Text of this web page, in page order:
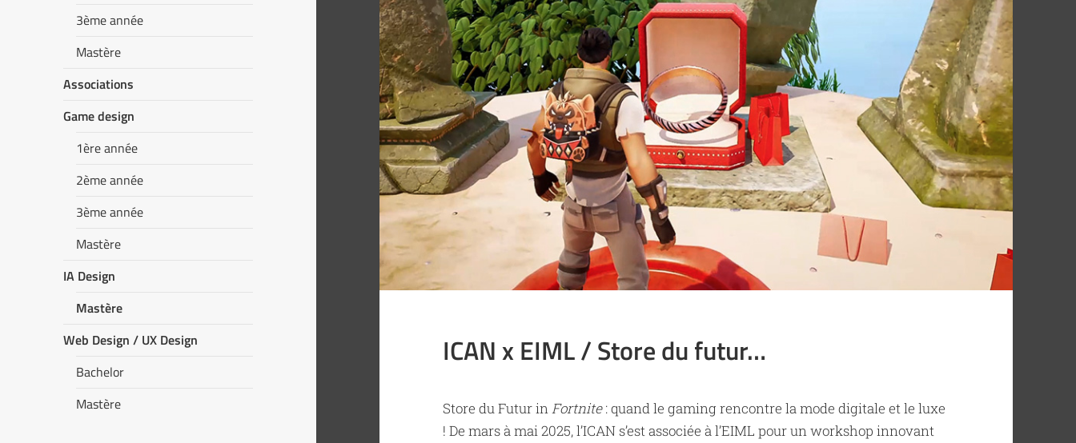
3ème année
Mastère
Associations
Game design
1ère année
2ème année
3ème année
Mastère
IA Design
Mastère
Web Design / UX Design
Bachelor
Mastère
ICAN x EIML / Store du futur…
Store du Futur inFortnite: quand le gaming rencontre la mode digitale et le luxe
! De mars à mai 2025, l’ICAN s’est associée à l’EIML pour un workshop innovant